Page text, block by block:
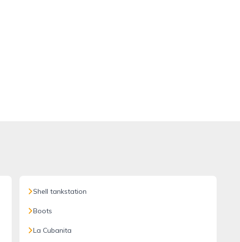
Shell tankstation
Boots
La Cubanita